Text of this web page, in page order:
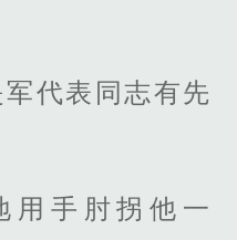
代表同志有先
用手肘拐他一